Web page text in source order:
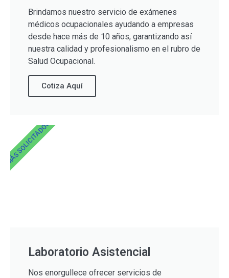
Brindamos nuestro servicio de exámenes
médicos ocupacionales ayudando a empresas
desde hace más de 10 años, garantizando así
nuestra calidad y profesionalismo en el rubro de
Salud Ocupacional.
Cotiza Aquí
Laboratorio Asistencial
Nos enorgullece ofrecer servicios de
MÁS SOLICITADOS